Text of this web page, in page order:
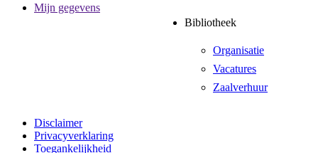
Mijn gegevens
Bibliotheek
Organisatie
Vacatures
Zaalverhuur
Disclaimer
Privacyverklaring
Toegankelijkheid